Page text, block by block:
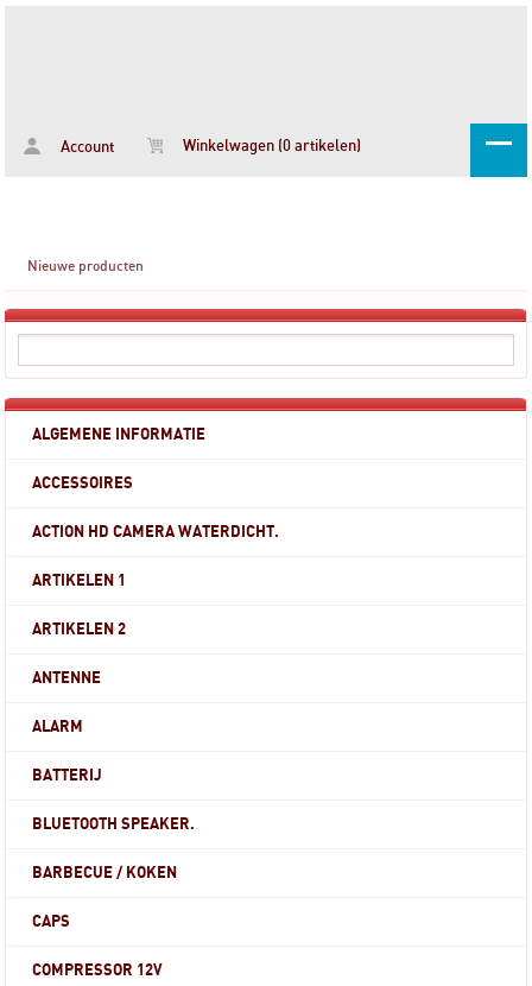
Account Winkelwagen (0 artikelen)
Nieuwe producten
ALGEMENE INFORMATIE
ACCESSOIRES
ACTION HD CAMERA WATERDICHT.
ARTIKELEN 1
ARTIKELEN 2
ANTENNE
ALARM
BATTERIJ
BLUETOOTH SPEAKER.
BARBECUE / KOKEN
CAPS
COMPRESSOR 12V